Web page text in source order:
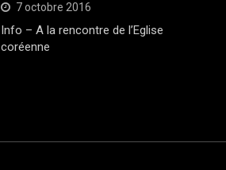
7 octobre 2016
Info – A la rencontre de l’Eglise
coréenne